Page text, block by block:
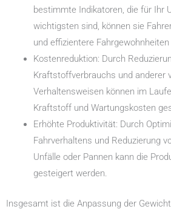
bestimmte Indikatoren, die für Ihr
wichtigsten sind, können sie
und effizientere
Kostenreduktion: Durch
Kraftstoffverbrauchs und anderer
Verhaltensweisen können im
Kraftstoff und Wartungskosten
Erhöhte Produktivität: Durch
Fahrverhaltens und Reduzierung
Unfälle oder Pannen kann die
gesteigert werden.
Insgesamt ist die Anpassung der